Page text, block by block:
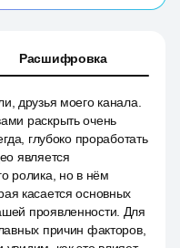
Расшифровка
друзья моего канала.
раскрыть очень
глубоко проработать
является
ролика, но в нём
касается основных
проявленности. Для
причин факторов,